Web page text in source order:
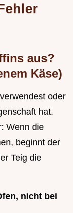
aus?
Käse)
oder
hat.
Wenn die
beginnt der
Teig die
nicht bei